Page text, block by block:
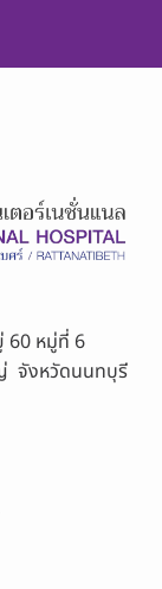
60 หมู่ที่ 6
จังหวัดนนทบุรี